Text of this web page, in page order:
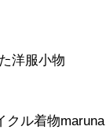
洋服小物
クル着物maruna